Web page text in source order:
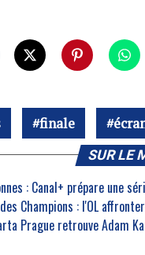
finale
SUR LE
: Canal+ prépare une
Champions : l'OL
Prague retrouve Adam